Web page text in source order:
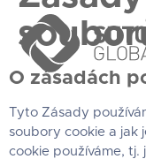
O zásadách
Tyto Zásady
soubory cookie a jak
cookie používáme, tj.